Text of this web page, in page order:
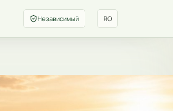
Независимый RO